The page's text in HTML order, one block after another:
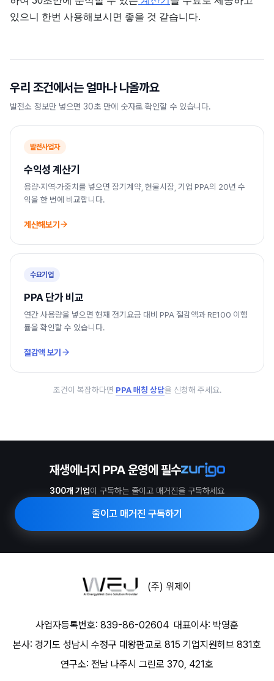
있으니 한번 사용해보시면 좋을 것 같습니다.
우리 조건에서는 얼마나 나올까요
발전소 정보만 넣으면 30초 만에 숫자로 확인할 수 있습니다.
발전사업자
수익성 계산기
용량·지역·가중치를 넣으면 장기계약, 현물시장, 기업 PPA의 20년 수
익을 한 번에 비교합니다.
계산해보기
수요기업
PPA 단가 비교
연간 사용량을 넣으면 현재 전기요금 대비 PPA 절감액과 RE100 이행
률을 확인할 수 있습니다.
절감액 보기
조건이 복잡하다면 PPA 매칭 상담을 신청해 주세요.
재생에너지 PPA 운영에 필수
300개 기업이 구독하는 줄이고 매거진을 구독하세요
줄이고 매거진 구독하기
(주) 위제이
사업자등록번호: 839-86-02604 대표이사: 박영훈
본사: 경기도 성남시 수정구 대왕판교로 815 기업지원허브 831호
연구소: 전남 나주시 그린로 370, 421호